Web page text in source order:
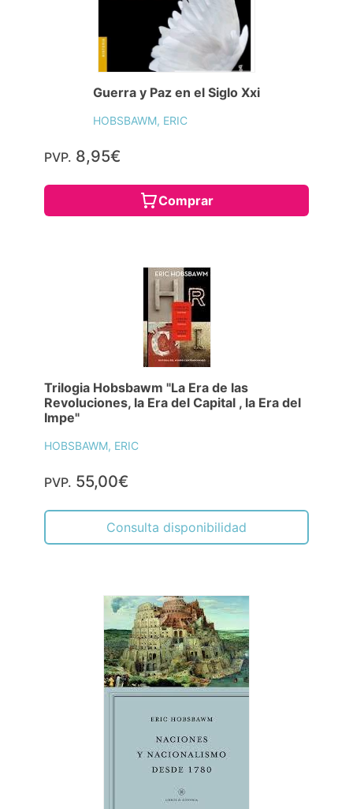
Guerra y Paz en el Siglo Xxi
HOBSBAWM, ERIC
PVP. 8,95€
Comprar
Trilogia Hobsbawm "La Era de las
Revoluciones, la Era del Capital , la Era del
Impe"
HOBSBAWM, ERIC
PVP. 55,00€
Consulta disponibilidad